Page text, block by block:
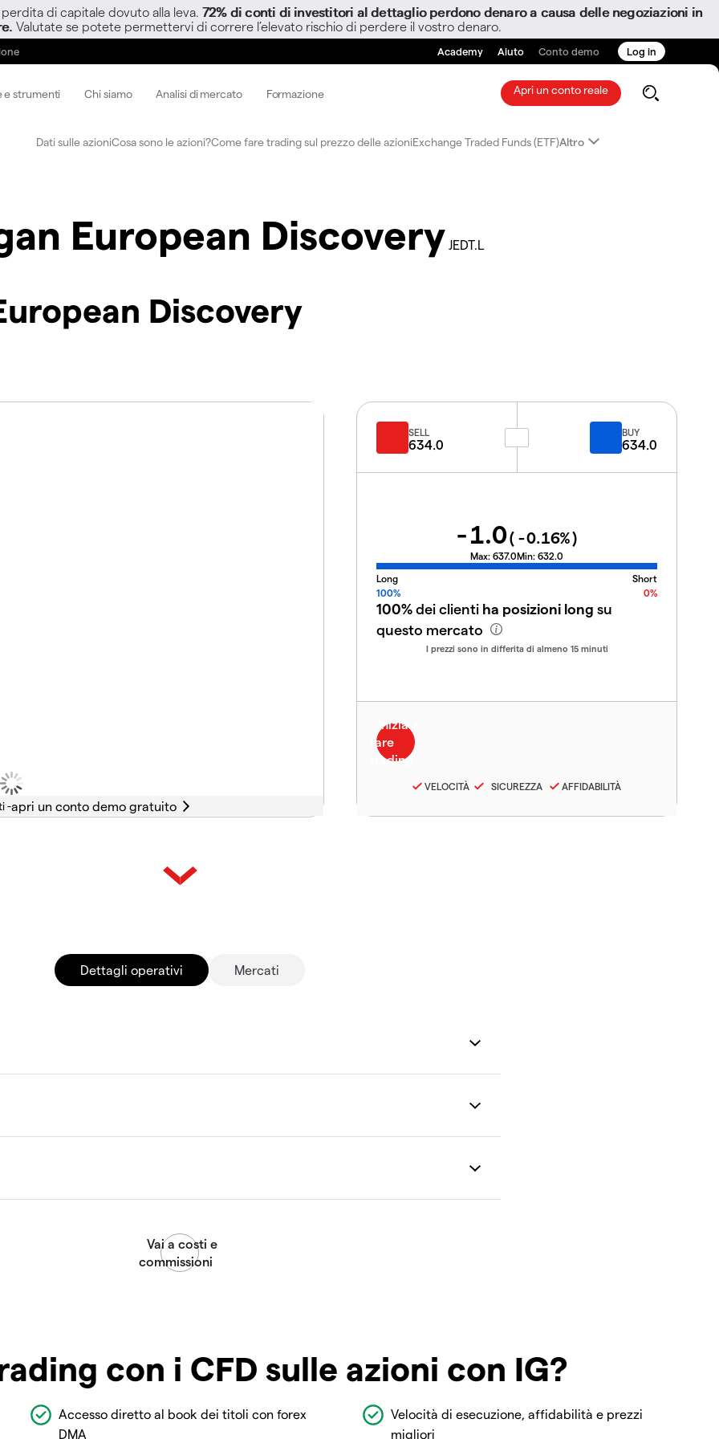
di capitale dovuto alla leva. 72% di conti di investitori al dettaglio perdono denaro a causa delle negoziazioni in
Valutate se potete permettervi di correre l’elevato rischio di perdere il vostro denaro.
Academy Aiuto Conto demo Log in
e strumenti Chi siamo Analisi di mercato Formazione Apri un conto reale
Dati sulle azioniCosa sono le azioni?Come fare trading sul prezzo delle azioniExchange Traded Funds (ETF)Altro
European Discovery JEDT.L
Discovery
-
SELL
634.0
BUY
634.0
-1.0( -0.16%)
Max: 637.0Min: 632.0
Long
Short
100%
0%
100%dei clienti ha posizioni long su
questo mercato
I prezzi sono in differita di almeno 15 minuti
VELOCITÀ SICUREZZA AFFIDABILITÀ
Dettagli operativi Mercati
con i CFD sulle azioni con IG?
Accesso diretto al book dei titoli con forex
DMA
Velocità di esecuzione, affidabilità e prezzi
migliori